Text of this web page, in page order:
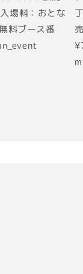
場料：おとな
料ブース番